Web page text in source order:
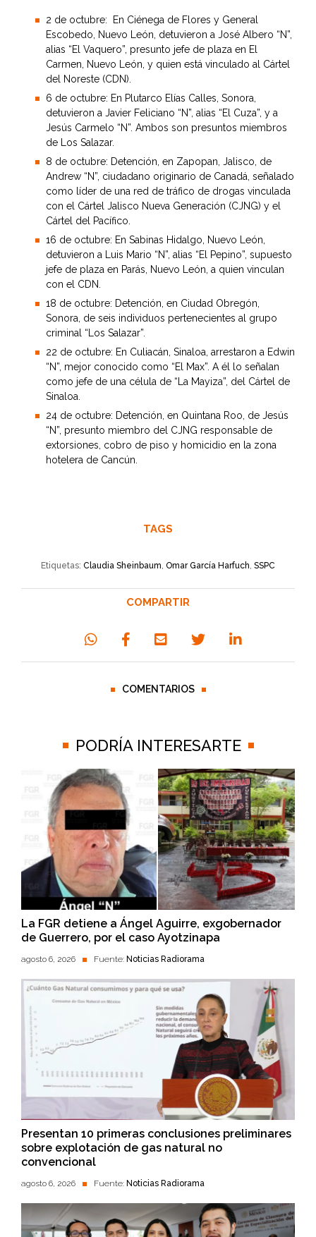
2 de octubre: En Ciénega de Flores y General
Escobedo, Nuevo León, detuvieron a José Albero “N”,
alias “El Vaquero”, presunto jefe de plaza en El
Carmen, Nuevo León, y quien está vinculado al Cártel
del Noreste (CDN).
6 de octubre: En Plutarco Elías Calles, Sonora,
detuvieron a Javier Feliciano “N”, alias “El Cuza”, y a
Jesús Carmelo “N”. Ambos son presuntos miembros
de Los Salazar.
8 de octubre: Detención, en Zapopan, Jalisco, de
Andrew “N”, ciudadano originario de Canadá, señalado
como líder de una red de tráfico de drogas vinculada
con el Cártel Jalisco Nueva Generación (CJNG) y el
Cártel del Pacífico.
16 de octubre: En Sabinas Hidalgo, Nuevo León,
detuvieron a Luis Mario “N”, alias “El Pepino”, supuesto
jefe de plaza en Parás, Nuevo León, a quien vinculan
con el CDN.
18 de octubre: Detención, en Ciudad Obregón,
Sonora, de seis individuos pertenecientes al grupo
criminal “Los Salazar”.
22 de octubre: En Culiacán, Sinaloa, arrestaron a Edwin
“N”, mejor conocido como “El Max”. A él lo señalan
como jefe de una célula de “La Mayiza”, del Cártel de
Sinaloa.
24 de octubre: Detención, en Quintana Roo, de Jesús
“N”, presunto miembro del CJNG responsable de
extorsiones, cobro de piso y homicidio en la zona
hotelera de Cancún.
TAGS
Etiquetas: Claudia Sheinbaum, Omar García Harfuch, SSPC
COMPARTIR
COMENTARIOS
PODRÍA INTERESARTE
La FGR detiene a Ángel Aguirre, exgobernador
de Guerrero, por el caso Ayotzinapa
agosto 6, 2026 Fuente: Noticias Radiorama
Presentan 10 primeras conclusiones preliminares
sobre explotación de gas natural no
convencional
agosto 6, 2026 Fuente: Noticias Radiorama